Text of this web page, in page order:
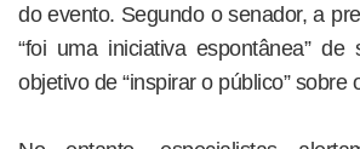
do evento. Segundo o senador, a
“foi uma iniciativa espontânea”
objetivo de “inspirar o público” sobre